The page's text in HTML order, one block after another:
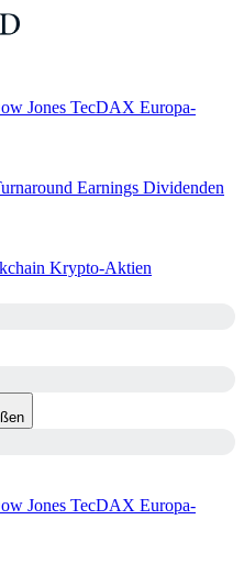
Jones TecDAX Europa-
Earnings Dividenden
Krypto-Aktien
Jones TecDAX Europa-